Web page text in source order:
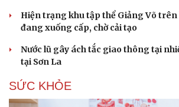
Tư vấn
Săn Tour
Câu
Hạt
Hiện trạng khu tập thể Giảng Võ
đang xuống cấp, chờ cải tạo
Nước lũ gây ách tắc giao thông tại
tại Sơn La
SỨC KHỎE